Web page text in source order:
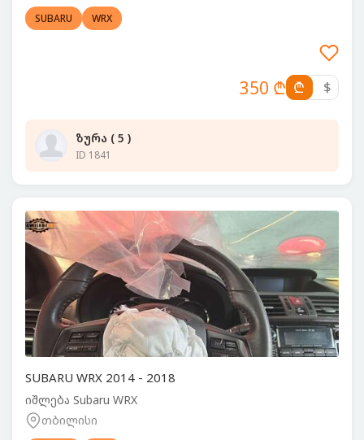
SUBARU WRX
350 ₾ ₾ $
ზურა ( 5 )
ID 1841
SUBARU WRX 2014 - 2018
იშლება Subaru WRX
თბილისი